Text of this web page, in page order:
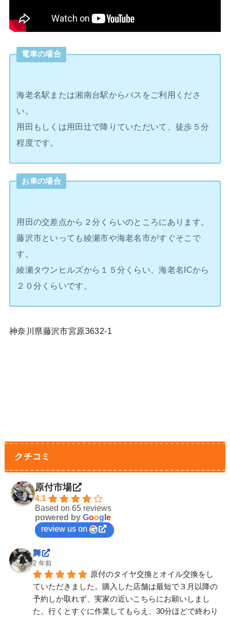
電車の場合
海老名駅または湘南台駅からバスをご利用くださ
い。
用田もしくは用田辻で降りていただいて、徒歩５分
程度です。
お車の場合
用田の交差点から２分くらいのところにあります。
藤沢市といっても綾瀬市や海老名市がすぐそこで
す。
綾瀬タウンヒルズから１５分くらい、海老名ICから
２０分くらいです。
神奈川県藤沢市宮原3632-1
クチコミ
原付市場
4.1
Based on 65 reviews
powered by Goog e
review us on
舞
2 年前
原付のタイヤ交換とオイル交換をし
ていただきました。購入した店舗は最短で３月以降の
予約しか取れず、実家の近いこちらにお願いしまし
た。行くとすぐに作業してもらえ、30分ほどで終わり